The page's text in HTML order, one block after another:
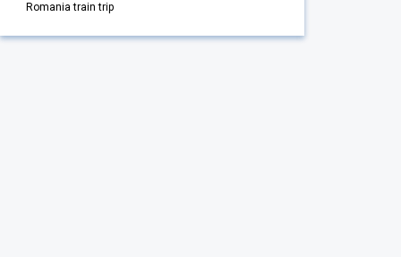
Romania train trip